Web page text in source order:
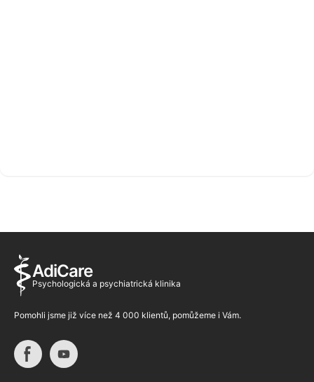
AdiCare
Psychologická a psychiatrická klinika
Pomohli jsme již více než 4 000 klientů, pomůžeme i Vám.